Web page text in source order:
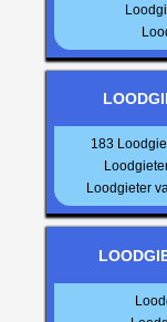
183
Loodgieter